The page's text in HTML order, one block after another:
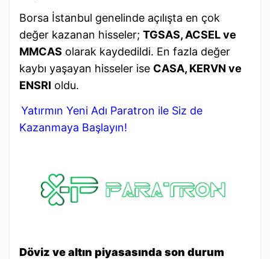
Borsa İstanbul genelinde açılışta en çok
değer kazanan hisseler; TGSAS, ACSEL ve
MMCAS olarak kaydedildi. En fazla değer
kaybı yaşayan hisseler ise CASA, KERVN ve
ENSRI oldu.
Yatırmın Yeni Adı Paratron ile Siz de
Kazanmaya Başlayın!
Döviz ve altın piyasasında son durum